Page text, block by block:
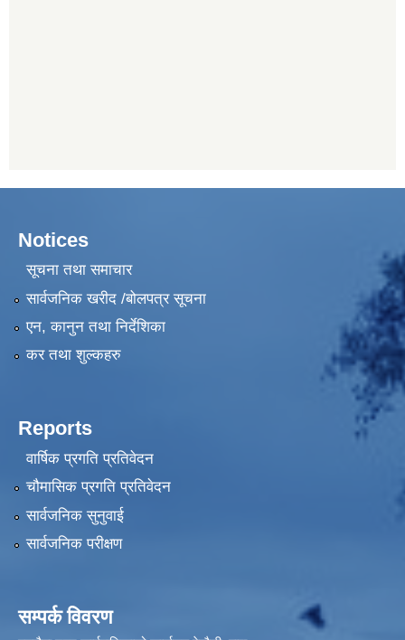
Notices
सूचना तथा समाचार
सार्वजनिक खरीद /बोलपत्र सूचना
एन, कानुन तथा निर्देशिका
कर तथा शुल्कहरु
Reports
वार्षिक प्रगति प्रतिवेदन
चौमासिक प्रगति प्रतिवेदन
सार्वजनिक सुनुवाई
सार्वजनिक परीक्षण
सम्पर्क विवरण